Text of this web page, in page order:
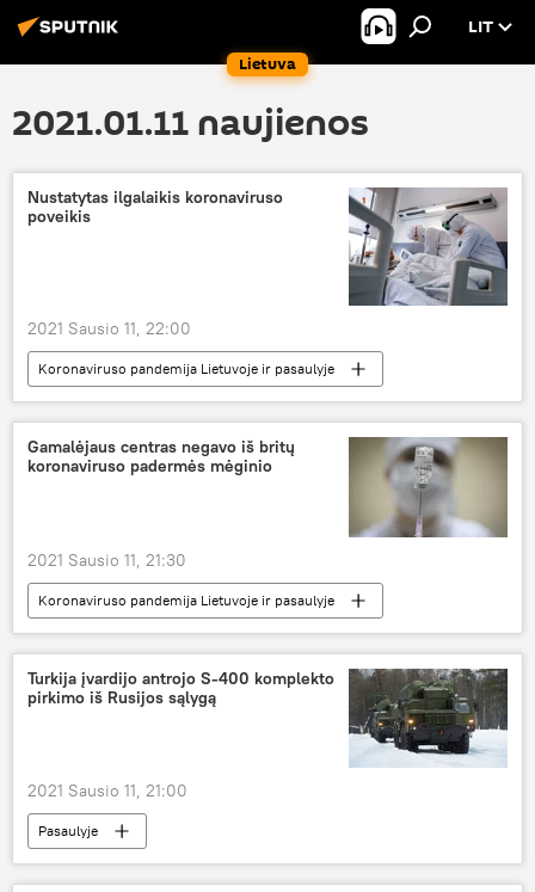
Lietuva
LIT
2021.01.11 naujienos
Nustatytas ilgalaikis koronaviruso
poveikis
2021 Sausio 11, 22:00
Koronaviruso pandemija Lietuvoje ir pasaulyje
Visuomenė
koronavirusas
COVID-19
Gamalėjaus centras negavo iš britų
koronaviruso padermės mėginio
2021 Sausio 11, 21:30
Koronaviruso pandemija Lietuvoje ir pasaulyje
Pasaulyje
koronavirusas
Didžioji Britanija
Rusija
Turkija įvardijo antrojo S-400 komplekto
pirkimo iš Rusijos sąlygą
2021 Sausio 11, 21:00
Pasaulyje
zenitinių raketų sistema S-400 "Triumf"